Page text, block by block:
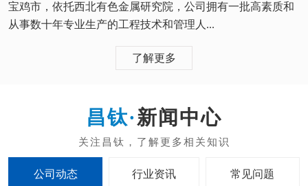
宝鸡市，依托西北有色金属研究院，公司拥有一批高素质和
从事数十年专业生产的工程技术和管理人...
了解更多
新闻中心
公司动态 行业资讯 常见问题